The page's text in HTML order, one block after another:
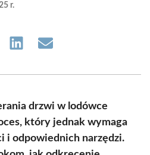
r.
Share Share
drzwi w lodówce
który jednak wymaga
i odpowiednich narzędzi.